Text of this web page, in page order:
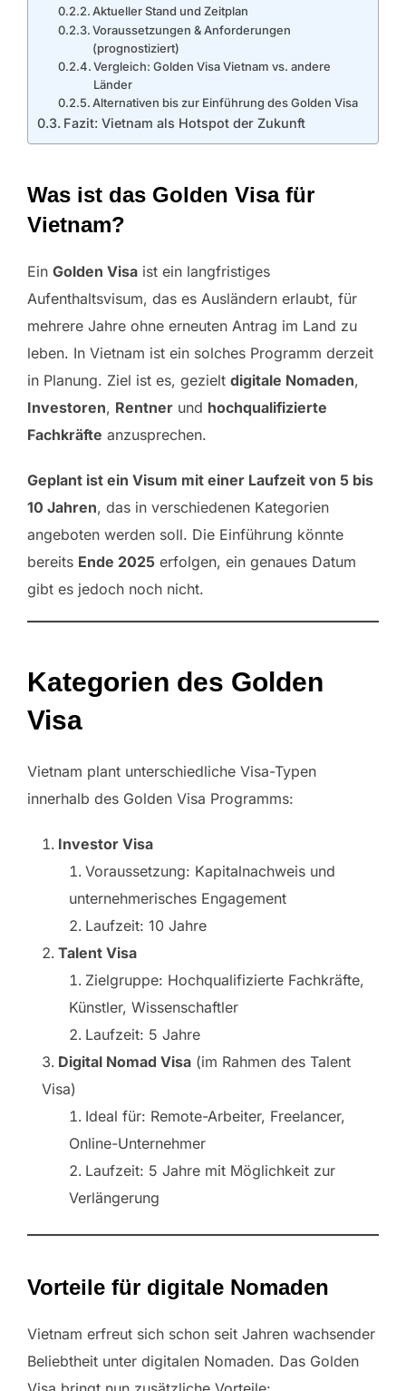
Aktueller Stand und Zeitplan
Voraussetzungen & Anforderungen
(prognostiziert)
Vergleich: Golden Visa Vietnam vs. andere
Länder
Alternativen bis zur Einführung des Golden Visa
Fazit: Vietnam als Hotspot der Zukunft
Was ist das Golden Visa für
Vietnam?
Ein Golden Visa ist ein langfristiges
Aufenthaltsvisum, das es Ausländern erlaubt, für
mehrere Jahre ohne erneuten Antrag im Land zu
leben. In Vietnam ist ein solches Programm derzeit
in Planung. Ziel ist es, gezielt digitale Nomaden,
Investoren, Rentner und hochqualifizierte
Fachkräfte anzusprechen.
Geplant ist ein Visum mit einer Laufzeit von 5 bis
10 Jahren, das in verschiedenen Kategorien
angeboten werden soll. Die Einführung könnte
bereits Ende 2025 erfolgen, ein genaues Datum
gibt es jedoch noch nicht.
Kategorien des Golden
Visa
Vietnam plant unterschiedliche Visa-Typen
innerhalb des Golden Visa Programms:
Investor Visa
Voraussetzung: Kapitalnachweis und
unternehmerisches Engagement
Laufzeit: 10 Jahre
Talent Visa
Zielgruppe: Hochqualifizierte Fachkräfte,
Künstler, Wissenschaftler
Laufzeit: 5 Jahre
Digital Nomad Visa (im Rahmen des Talent
Visa)
Ideal für: Remote-Arbeiter, Freelancer,
Online-Unternehmer
Laufzeit: 5 Jahre mit Möglichkeit zur
Verlängerung
Vorteile für digitale Nomaden
Vietnam erfreut sich schon seit Jahren wachsender
Beliebtheit unter digitalen Nomaden. Das Golden